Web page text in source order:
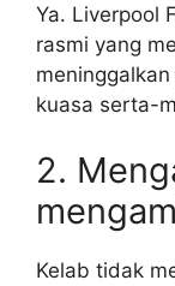
Ya. Liverpool
rasmi yang
kuasa serta-
2.
Kelab tidak